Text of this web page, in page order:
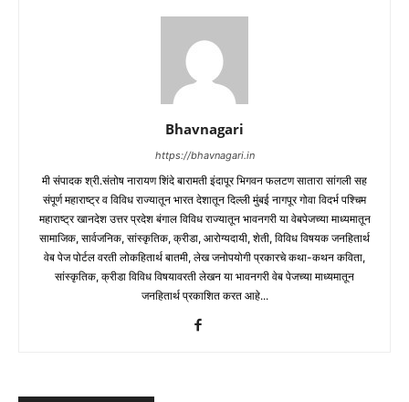
Bhavnagari
https://bhavnagari.in
मी संपादक श्री.संतोष नारायण शिंदे बारामती इंदापूर भिगवन फलटण सातारा सांगली सह
संपूर्ण महाराष्ट्र व विविध राज्यातून भारत देशातून दिल्ली मुंबई नागपूर गोवा विदर्भ पश्चिम
महाराष्ट्र खानदेश उत्तर प्रदेश बंगाल विविध राज्यातून भावनगरी या वेबपेजच्या माध्यमातून
सामाजिक, सार्वजनिक, सांस्कृतिक, क्रीडा, आरोग्यदायी, शेती, विविध विषयक जनहितार्थ
वेब पेज पोर्टल वरती लोकहितार्थ बातमी, लेख जनोपयोगी प्रकारचे कथा-कथन कविता,
सांस्कृतिक, क्रीडा विविध विषयावरती लेखन या भावनगरी वेब पेजच्या माध्यमातून
जनहितार्थ प्रकाशित करत आहे...